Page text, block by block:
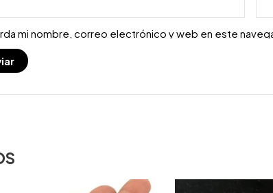
mi nombre, correo electrónico y web en este